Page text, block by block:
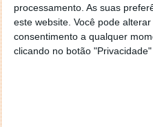
processamento. As suas
este website. Você pode
consentimento a qualquer
clicando no botão